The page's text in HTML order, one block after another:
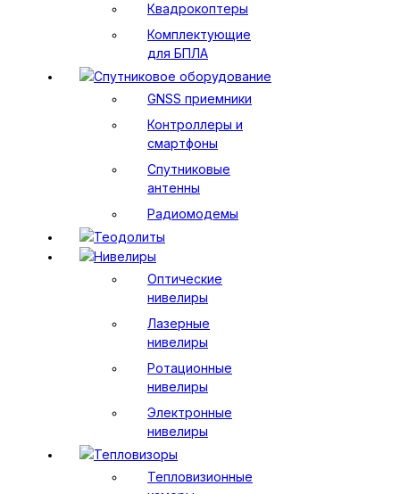
Квадрокоптеры
Комплектующие
для БПЛА
Спутниковое оборудование
GNSS приемники
Контроллеры и
смартфоны
Спутниковые
антенны
Радиомодемы
Теодолиты
Нивелиры
Оптические
нивелиры
Лазерные
нивелиры
Ротационные
нивелиры
Электронные
нивелиры
Тепловизоры
Тепловизионные